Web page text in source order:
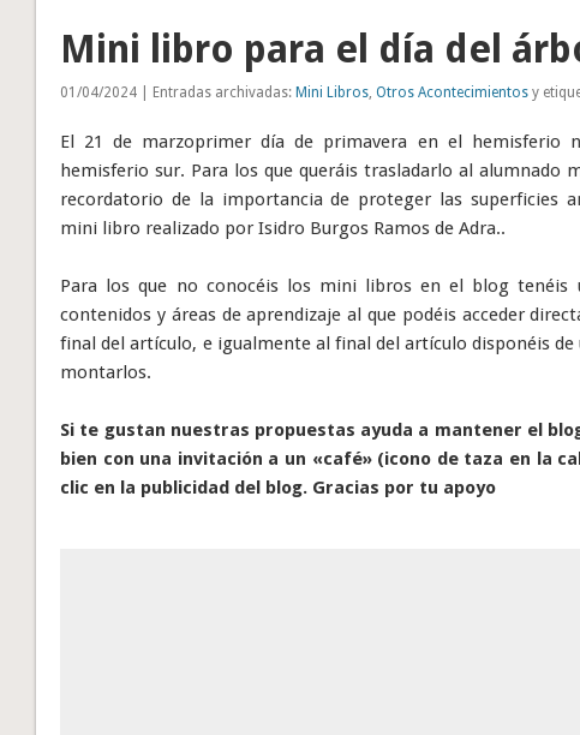
Mini libro para el día del
01/04/2024 | Entradas archivadas:Mini Libros,Otros Acontecimientos y
El 21 de marzoprimer día de primavera en el
hemisferio sur. Para los que queráis trasladarlo al alumnado
recordatorio de la importancia de proteger las superficies
mini libro realizado por Isidro Burgos Ramos de Adra..
Para los que no conocéis los mini libros en el blog tenéis
contenidos y áreas de aprendizaje al que podéis acceder
final del artículo, e igualmente al final del artículo disponéis
montarlos.
Si te gustan nuestras propuestas ayuda a mantener el
bien con una invitación a un «café» (icono de taza en la
clic en la publicidad del blog. Gracias por tu apoyo